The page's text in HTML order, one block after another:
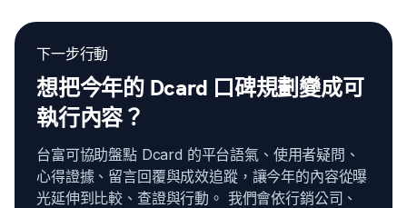
下一步行動
想把今年的 Dcard 口碑規劃變成可
執行內容？
台富可協助盤點 Dcard 的平台語氣、使用者疑問、
心得證據、留言回覆與成效追蹤，讓今年的內容從曝
光延伸到比較、查證與行動。 我們會依行銷公司、